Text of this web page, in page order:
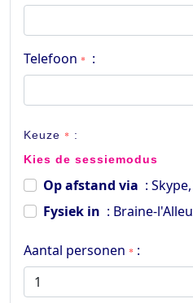
Telefoon * :
Keuze * :
Kies de sessiemodus
Op afstand via :
Fysiek in : Braine-
Aantal personen * :